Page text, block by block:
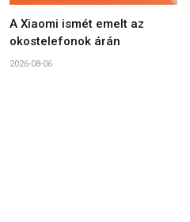
A Xiaomi ismét emelt az
okostelefonok árán
2026-08-06